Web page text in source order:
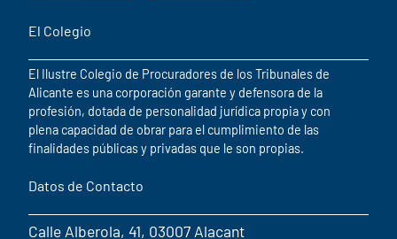
El Colegio
El Ilustre Colegio de Procuradores de los Tribunales de
Alicante es una corporación garante y defensora de la
profesión, dotada de personalidad jurídica propia y con
plena capacidad de obrar para el cumplimiento de las
finalidades públicas y privadas que le son propias.
Datos de Contacto
Calle Alberola, 41, 03007 Alacant